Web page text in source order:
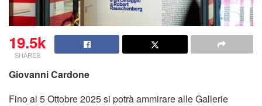
19.5k
SHARES
Giovanni Cardone
Fino al 5 Ottobre 2025 si potrà ammirare alle Gallerie